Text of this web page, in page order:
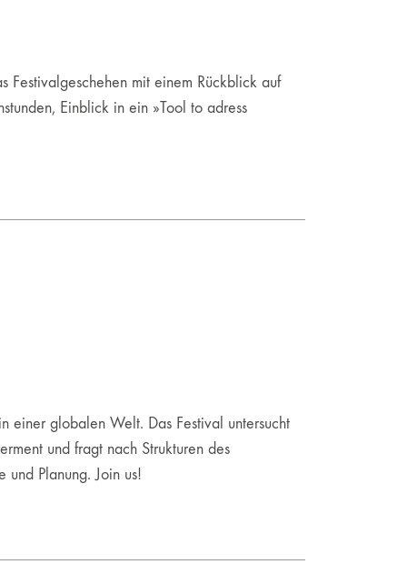
Festivalgeschehen mit einem Rückblick auf
Einblick in ein »Tool to adress
globalen Welt. Das Festival untersucht
und fragt nach Strukturen des
Planung. Join us!